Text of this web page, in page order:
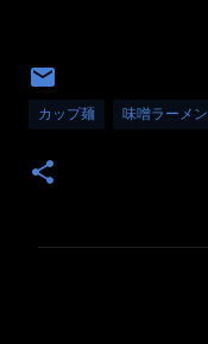
カップ麺 味噌ラーメン